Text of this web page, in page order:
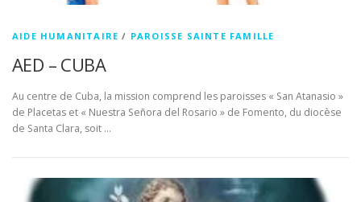
AIDE HUMANITAIRE / PAROISSE SAINTE FAMILLE
AED – CUBA
Au centre de Cuba, la mission comprend les paroisses « San Atanasio »
de Placetas et « Nuestra Señora del Rosario » de Fomento, du diocèse
de Santa Clara, soit …